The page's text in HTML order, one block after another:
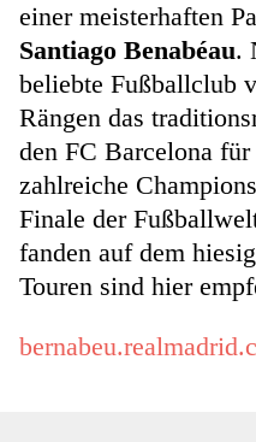
einer meisterhaften
Santiago Benabéau.
beliebte Fußballclub
Rängen das
den FC Barcelona
zahlreiche
Finale der
fanden auf dem
Touren sind hier